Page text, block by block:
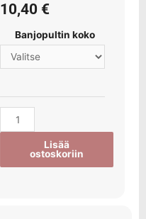
10,40 €
Banjopultin koko
Lisää
ostoskoriin